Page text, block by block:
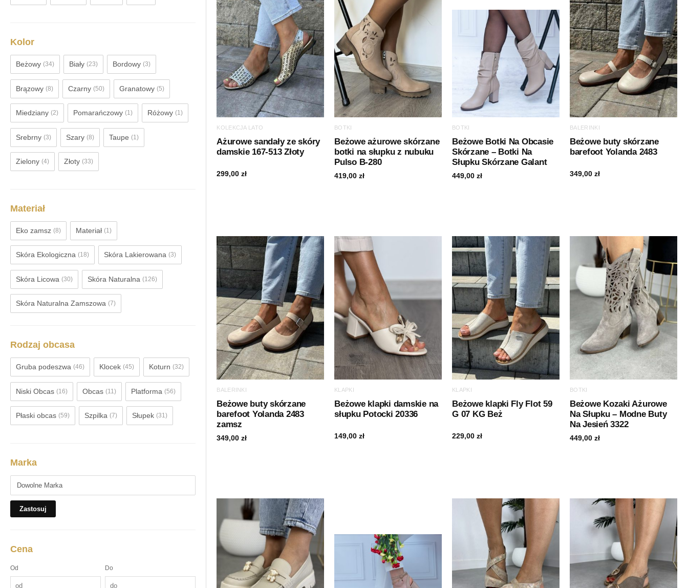
Kolor
Beżowy (34) Biały (23) Bordowy (3)
Brązowy (8) Czarny (50) Granatowy (5)
Miedziany (2) Pomarańczowy (1) Różowy (1)
Srebrny (3) Szary (8) Taupe (1)
Zielony (4) Złoty (33)
Materiał
Eko zamsz (8) Materiał (1)
Skóra Ekologiczna (18) Skóra Lakierowana (3)
Skóra Licowa (30) Skóra Naturalna (126)
Skóra Naturalna Zamszowa (7)
Rodzaj obcasa
Gruba podeszwa (46) Klocek (45) Koturn (32)
Niski Obcas (16) Obcas (11) Platforma (56)
Płaski obcas (59) Szpilka (7) Słupek (31)
Marka
Zastosuj
Cena
Od Do
KOLEKCJA LATO
Ażurowe sandały ze skóry
damskie 167-513 Złoty
299,00zł
BOTKI
Beżowe ażurowe skórzane
botki na słupku z nubuku
Pulso B-280
419,00zł
BOTKI
Beżowe Botki Na Obcasie
Skórzane – Botki Na
Słupku Skórzane Galant
449,00zł
BALERINKI
Beżowe buty skórzane
barefoot Yolanda 2483
349,00 zł
BALERINKI
Beżowe buty skórzane
barefoot Yolanda 2483
zamsz
349,00zł
KLAPKI
Beżowe klapki damskie na
słupku Potocki 20336
149,00zł
KLAPKI
Beżowe klapki Fly Flot 59
G 07 KG Beż
229,00zł
BOTKI
Beżowe Kozaki Ażurowe
Na Słupku – Modne Buty
Na Jesień 3322
449,00 zł